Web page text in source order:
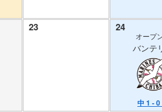
23 24
オープ
バンテ
中 1 - 0